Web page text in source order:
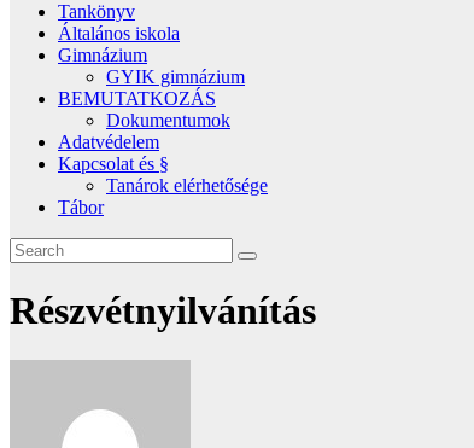
Tankönyv
Általános iskola
Gimnázium
GYIK gimnázium
BEMUTATKOZÁS
Dokumentumok
Adatvédelem
Kapcsolat és §
Tanárok elérhetősége
Tábor
Részvétnyilvánítás